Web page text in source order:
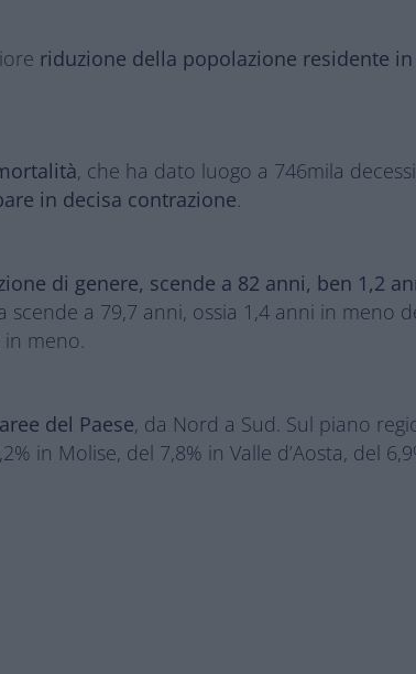
riduzione della popolazione residente
, che ha dato luogo a 746mila
in decisa contrazione.
di genere, scende a 82 anni, ben 1,2
scende a 79,7 anni, ossia 1,4 anni in meno
in meno.
del Paese, da Nord a Sud. Sul piano
in Molise, del 7,8% in Valle d’Aosta, del